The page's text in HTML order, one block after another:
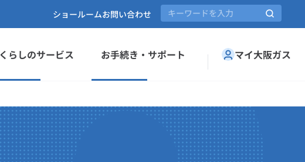
くらしのサービス お手続き・サポート マイ大阪ガス
ショールームお問い合わせ